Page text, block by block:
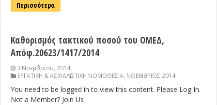
Περισσότερα
Καθορισμός τακτικού ποσού του ΟΜΕΔ,
Απόφ.20623/1417/2014
3 Νοεμβρίου, 2014
ΕΡΓΑΤΙΚΗ & ΑΣΦΑΛΙΣΤΙΚΗ ΝΟΜΟΘΕΣΙΑ, ΝΟΕΜΒΡΙΟΣ 2014
You need to be logged in to view this content. Please Log In.
Not a Member? Join Us